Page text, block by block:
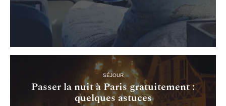
SÉJOUR
Passer la nuit à Paris gratuitement :
quelques astuces